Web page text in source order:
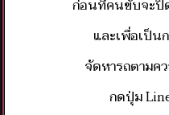
ก่อนที่คนขับจะ
และเพื่อเป็น
จัดหารถตามค
กดปุ่ม​